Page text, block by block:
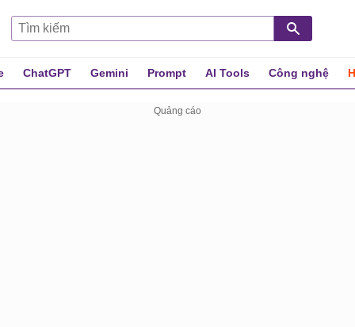
ChatGPT Gemini Prompt AI Tools Công nghệ